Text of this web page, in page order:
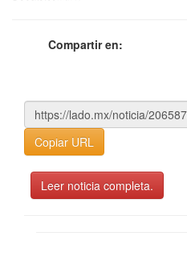
Compartir en:
Copiar URL
Leer noticia completa.